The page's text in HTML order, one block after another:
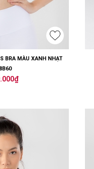
BRA MÀU XANH NHẠT